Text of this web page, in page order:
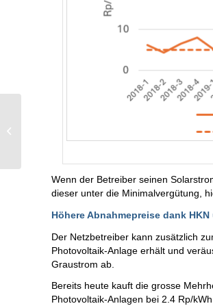
Wenn der Betreiber seinen
dieser unter die Minimalvergütung,
Höhere Abnahmepreise dank
Der Netzbetreiber kann zusätzlich
Photovoltaik-Anlage erhält und
Graustrom ab.
Bereits heute kauft die grosse
Photovoltaik-Anlagen bei 2.4 Rp/